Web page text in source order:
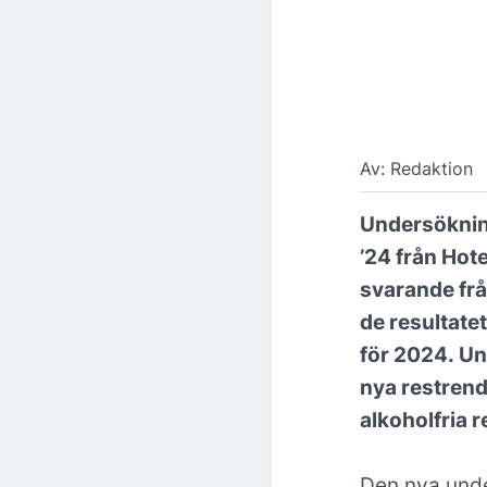
Av: Redaktion
’24 från
svarande
de
för 2024.
nya
alkoholfria